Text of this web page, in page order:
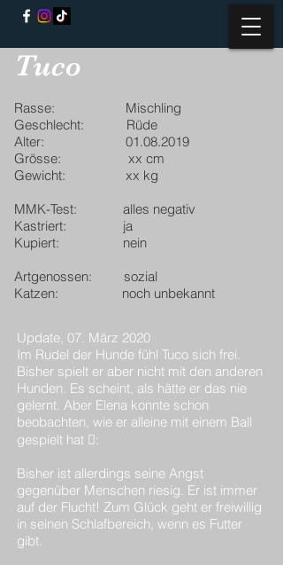
Tuco
Rasse: Mischling
Geschlecht: Rüde
Alter: 01.08.2019
Grösse: xx cm
Gewicht: xx kg
MMK-Test: alles negativ
Kastriert: ja
Kupiert: nein
Artgenossen: sozial
Katzen: noch unbekannt
Update, 07. März 2020
Im Rudel der Hunde fühl Tuco sich frei.
Bisher spielt er aber nicht mit den anderen
Hunden. Es scheint, als hätte er das nie
gelernt. Aber Elena konnte schon
beobachten, wie er alleine mit einem Ball
gespielt hat :
Bisher ist allerdings seine Angst
gegenüber Menschen riesig. Er ist immer
auf der Flucht! Zum Glück geht er freiwillig
in seinen Schlafbereich, wenn es Futter
gibt.